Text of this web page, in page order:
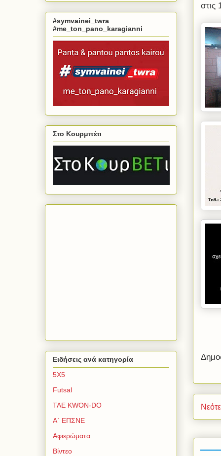
στις
#symvainei_twra
#me_ton_pano_karagianni
Στο Κουρμπέτι
Ειδήσεις ανά κατηγορία
5Χ5
Futsal
TAE KWON-DO
Α΄ ΕΠΣΝΕ
Αφιερώματα
Βίντεο